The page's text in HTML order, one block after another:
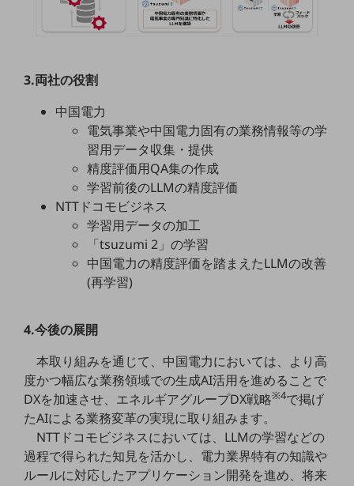
通信モジュール製品
IOT完了済みメーカーブランド製品
料金TOP
ドコモBiz データ無制限 ドコモ MAX ドコモ mini ドコモBiz かけ放題
ケータイプラン
5Gデータプラス
IoT向け回線料金
端末の一元管理
セキュリティ
運用保守・故障紛失サポート
回線・ネットワーク
お手続き
3.両社の役割
中国電力
電気事業や中国電力固有の業務情報等の学
習用データ収集・提供
精度評価用QA集の作成
学習前後のLLMの精度評価
NTTドコモビジネス
学習用データの加工
「tsuzumi 2」の学習
中国電力の精度評価を踏まえたLLMの改善
(再学習)
4.今後の展開
本取り組みを通じて、中国電力においては、より高
度かつ幅広な業務領域での生成AI活用を進めることで
DXを加速させ、エネルギアグループDX戦略※4で掲げ
たAIによる業務変革の実現に取り組みます。
NTTドコモビジネスにおいては、LLMの学習などの
過程で得られた知見を活かし、電力業界特有の知識や
ルールに対応したアプリケーション開発を進め、将来